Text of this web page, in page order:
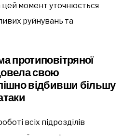
цей момент уточнюється
руйнувань та
протиповітряної
свою
відбивши більшу
всіх підрозділів